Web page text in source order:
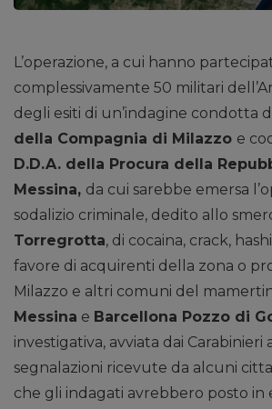
L’operazione, a cui hanno
complessivamente 50 militari
degli esiti di un’indagine condotta
della Compagnia di Milazzo e
D.D.A. della Procura della
Messina, da cui sarebbe emersa
sodalizio criminale, dedito allo
Torregrotta, di cocaina, crack,
favore di acquirenti della zona o
Milazzo e altri comuni del
Messina e Barcellona Pozzo di
investigativa, avviata dai Carabinieri
segnalazioni ricevute da alcuni
che gli indagati avrebbero posto in